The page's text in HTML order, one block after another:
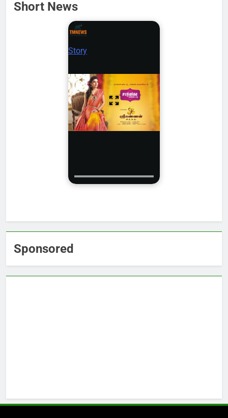
Short News
Story
Sponsored